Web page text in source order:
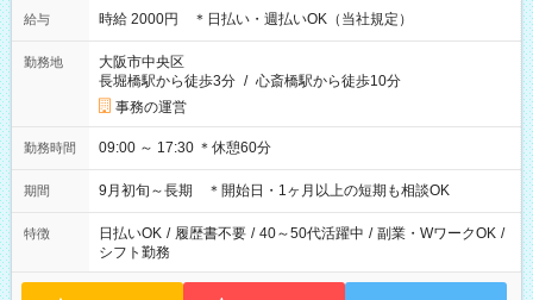
給与 時給 2000円 ＊日払い・週払いOK（当社規定）
勤務地
大阪市中央区
長堀橋駅から徒歩3分 / 心斎橋駅から徒歩10分
事務の運営
勤務時間 09:00 ～ 17:30 ＊休憩60分
期間 9月初旬～長期 ＊開始日・1ヶ月以上の短期も相談OK
特徴 日払いOK / 履歴書不要 / 40～50代活躍中 / 副業・WワークOK /
シフト勤務